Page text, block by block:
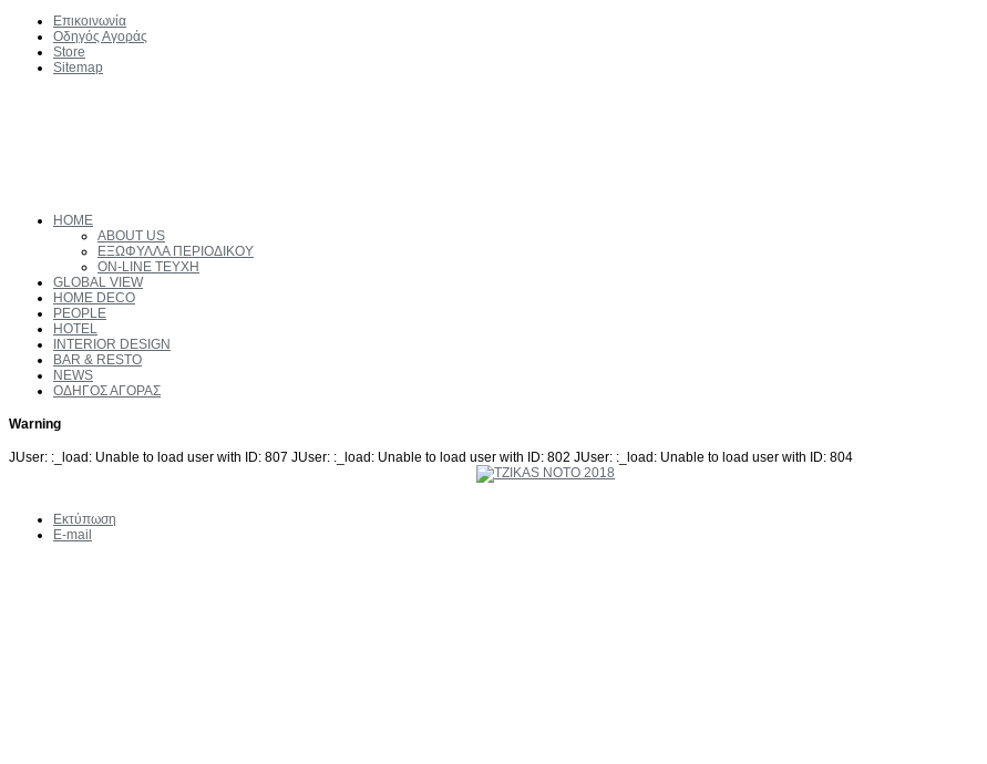
Επικοινωνία
Οδηγός Αγοράς
Store
Sitemap
HOME
ABOUT US
ΕΞΩΦΥΛΛΑ ΠΕΡΙΟΔΙΚΟΥ
ON-LINE ΤΕΥΧΗ
GLOBAL VIEW
HOME DECO
PEOPLE
HOTEL
INTERIOR DESIGN
BAR & RESTO
NEWS
ΟΔΗΓΟΣ ΑΓΟΡΑΣ
Warning
JUser: :_load: Unable to load user with ID: 807 JUser: :_load: Unable to load user with ID: 802 JUser: :_load: Unable to load user with ID: 804
Εκτύπωση
E-mail